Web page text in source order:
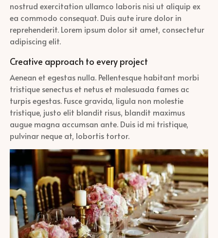
nostrud exercitation ullamco laboris nisi ut aliquip ex
ea commodo consequat. Duis aute irure dolor in
reprehenderit. Lorem ipsum dolor sit amet, consectetur
adipiscing elit.
Creative approach to every project
Aenean et egestas nulla. Pellentesque habitant morbi
tristique senectus et netus et malesuada fames ac
turpis egestas. Fusce gravida, ligula non molestie
tristique, justo elit blandit risus, blandit maximus
augue magna accumsan ante. Duis id mi tristique,
pulvinar neque at, lobortis tortor.